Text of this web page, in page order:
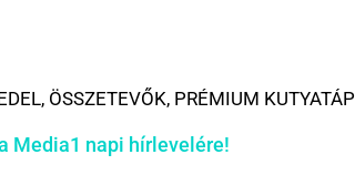
, ÖSSZETEVŐK, PRÉMIUM KUTYATÁP
Media1 napi hírlevelére!